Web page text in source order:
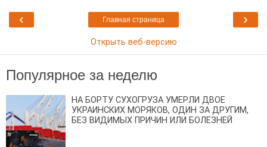
‹ ›
Главная страница
Открыть веб-версию
Популярное за неделю
НА БОРТУ СУХОГРУЗА УМЕРЛИ ДВОЕ
УКРАИНСКИХ МОРЯКОВ, ОДИН ЗА ДРУГИМ,
БЕЗ ВИДИМЫХ ПРИЧИН ИЛИ БОЛЕЗНЕЙ